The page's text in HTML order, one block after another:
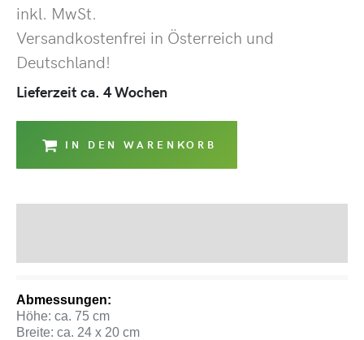
inkl. MwSt.
Versandkostenfrei in Österreich und
Deutschland!
Lieferzeit ca. 4 Wochen
IN DEN WARENKORB
Abmessungen:
Höhe: ca. 75 cm
Breite: ca. 24 x 20 cm